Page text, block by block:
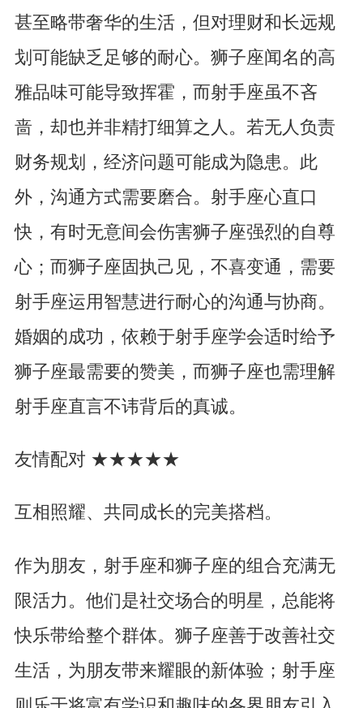
甚至略带奢华的生活，但对理财和长远规
划可能缺乏足够的耐心。狮子座闻名的高
雅品味可能导致挥霍，而射手座虽不吝
啬，却也并非精打细算之人。若无人负责
财务规划，经济问题可能成为隐患。此
外，沟通方式需要磨合。射手座心直口
快，有时无意间会伤害狮子座强烈的自尊
心；而狮子座固执己见，不喜变通，需要
射手座运用智慧进行耐心的沟通与协商。
婚姻的成功，依赖于射手座学会适时给予
狮子座最需要的赞美，而狮子座也需理解
射手座直言不讳背后的真诚。
友情配对 ★★★★★
互相照耀、共同成长的完美搭档。
作为朋友，射手座和狮子座的组合充满无
限活力。他们是社交场合的明星，总能将
快乐带给整个群体。狮子座善于改善社交
生活，为朋友带来耀眼的新体验；射手座